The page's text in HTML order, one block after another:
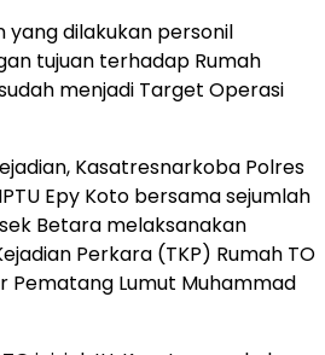
dilakukan personil
tujuan terhadap Rumah
menjadi Target Operasi
Kasatresnarkoba Polres
Epy Koto bersama sejumlah
Betara melaksanakan
Perkara (TKP) Rumah TO
Pematang Lumut Muhammad